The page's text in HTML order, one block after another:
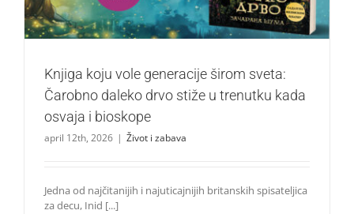
Knjiga koju vole generacije širom sveta:
Čarobno daleko drvo stiže u trenutku kada
osvaja i bioskope
april 12th, 2026 | Život i zabava
Jedna od najčitanijih i najuticajnijih britanskih spisateljica
za decu, Inid [...]